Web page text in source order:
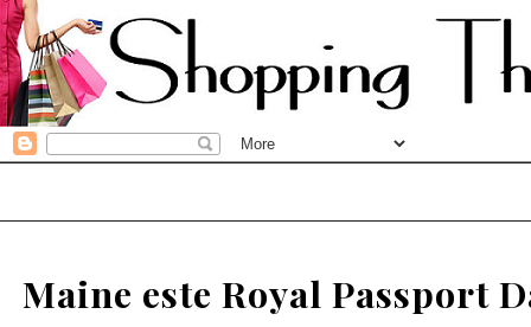
Maine este Royal Passport